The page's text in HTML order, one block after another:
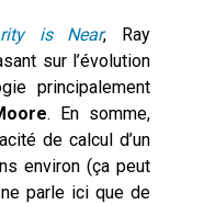
is Near, Ray
sur l’évolution
principalement
. En somme,
de calcul d’un
environ (ça peut
parle ici que de